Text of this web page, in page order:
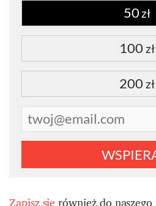
50 zł
100 zł
200 zł